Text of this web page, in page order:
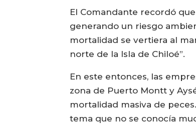
El Comandante recordó
generando un riesgo
mortalidad se vertiera al
norte de la Isla de Chiloé”.
En este entonces, las
zona de Puerto Montt y
mortalidad masiva de
tema que no se conocía